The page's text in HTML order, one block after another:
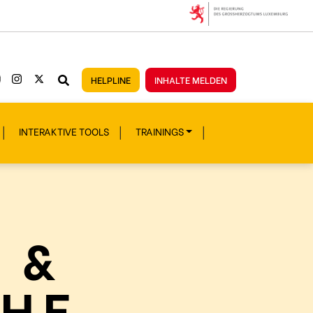
HELPLINE INHALTE MELDEN
INTERAKTIVE TOOLS TRAININGS
&